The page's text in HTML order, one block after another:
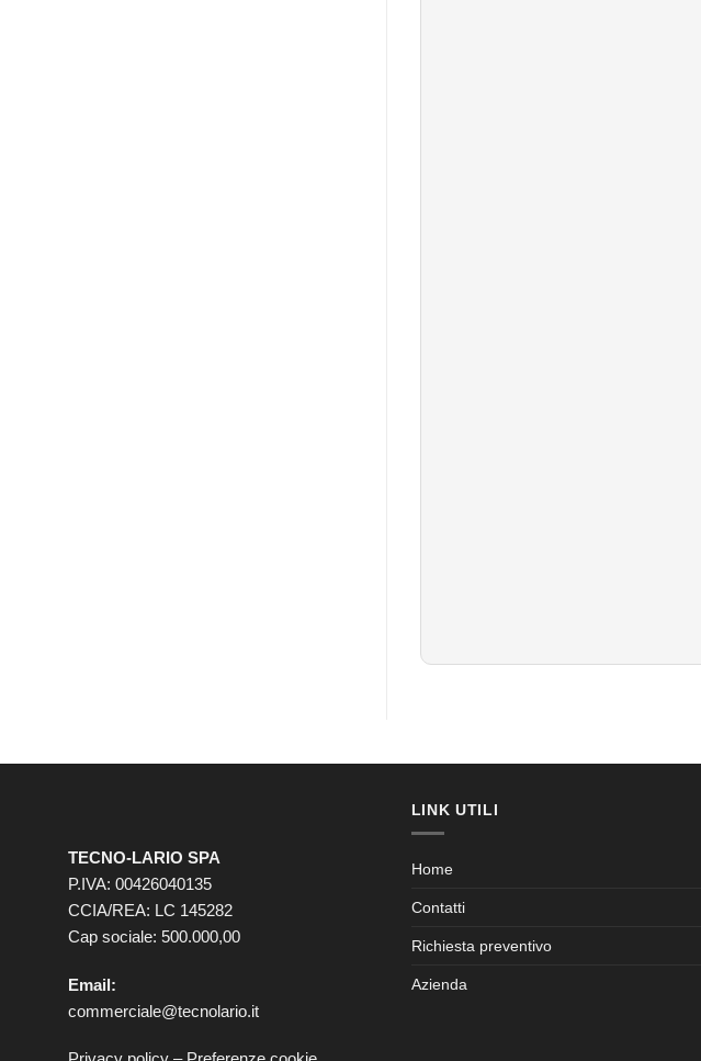
TECNO-LARIO SPA
P.IVA: 00426040135
CCIA/REA: LC 145282
Cap sociale: 500.000,00
Email:
commerciale@tecnolario.it
LINK UTILI
Home
Contatti
Richiesta preventivo
Azienda